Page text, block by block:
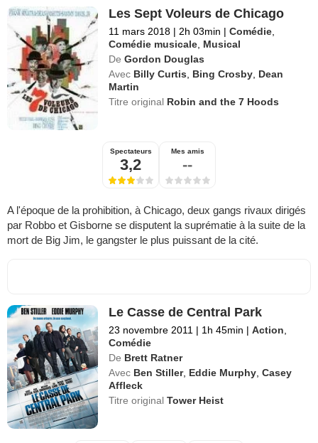
Les Sept Voleurs de Chicago
11 mars 2018 | 2h 03min | Comédie
Comédie musicale Musical
De Gordon Douglas
Avec Billy Curtis Bing Crosby Dean
Martin
Titre original Robin and the 7 Hoods
Spectateurs
3,2
Mes amis
--
A l'époque de la prohibition, à Chicago, deux gangs rivaux dirigés
par Robbo et Gisborne se disputent la suprématie à la suite de la
mort de Big Jim, le gangster le plus puissant de la cité.
Le Casse de Central Park
23 novembre 2011 | 1h 45min | Action
Comédie
De Brett Ratner
Avec Ben Stiller, Eddie Murphy ,Casey
Affleck
Titre originalTower Heist